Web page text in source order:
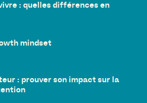
: quelles différences en
mindset
: prouver son impact sur la